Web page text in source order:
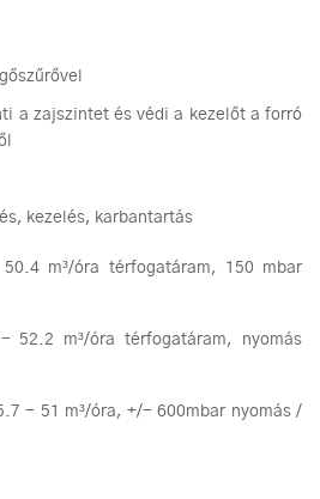
a zajszintet és védi a kezelőt a forró
kezelés, karbantartás
m³/óra térfogatáram, 150 mbar
52.2 m³/óra térfogatáram, nyomás
- 51 m³/óra, +/- 600mbar nyomás /